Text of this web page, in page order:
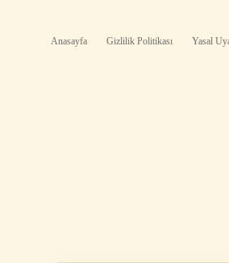
Anasayfa Gizlilik Politikası Yasal